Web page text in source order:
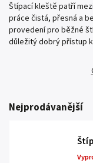
Štípací kleště patří
práce čistá, přesná a
provedení pro běžné
důležitý dobrý přístup
Nejprodávanější